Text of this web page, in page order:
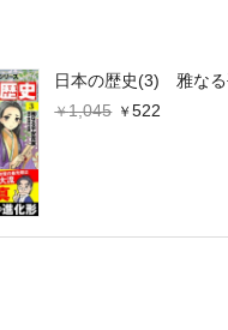
日本の歴史(3) 雅なる
1,045
522